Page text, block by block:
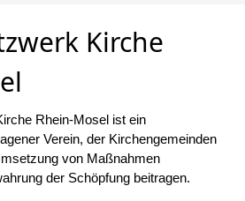
Kirche
Rhein-Mosel ist ein
Verein, der Kirchengemeinden
von Maßnahmen
der Schöpfung beitragen.